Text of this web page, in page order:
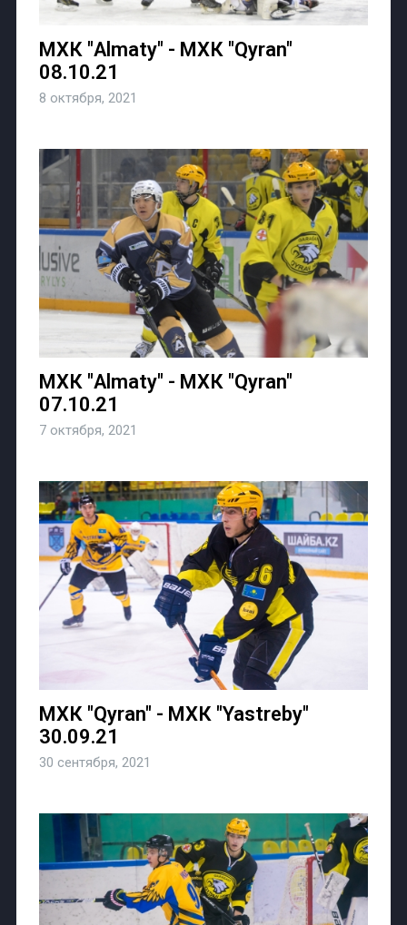
МХК "Almaty" - МХК "Qyran"
08.10.21
8 октября, 2021
МХК "Almaty" - МХК "Qyran"
07.10.21
7 октября, 2021
МХК "Qyran" - МХК "Yastreby"
30.09.21
30 сентября, 2021